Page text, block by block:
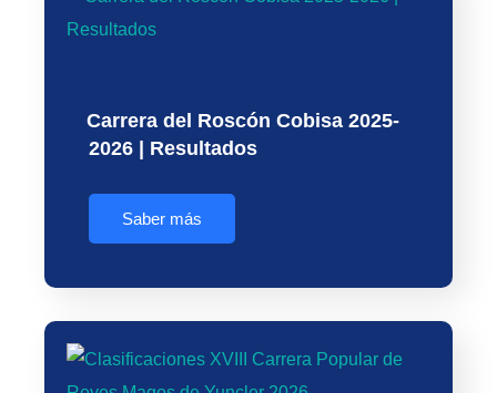
Carrera del Roscón Cobisa 2025-
2026 | Resultados
Saber más